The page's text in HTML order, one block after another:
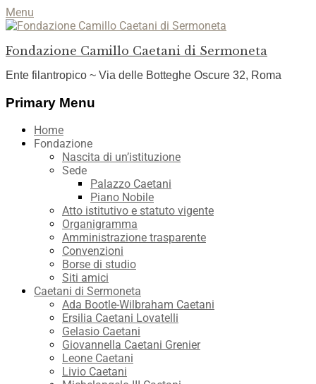
Menu
Fondazione Camillo Caetani di Sermoneta
Ente filantropico ~ Via delle Botteghe Oscure 32, Roma
Facebook
YouTube
Instagram
Primary Menu
Skip
Home
Fondazione
Nascita di un’istituzione
Sede
Palazzo Caetani
Piano Nobile
Atto istitutivo e statuto vigente
Organigramma
Amministrazione trasparente
Convenzioni
Borse di studio
Siti amici
Caetani di Sermoneta
Ada Bootle-Wilbraham Caetani
Ersilia Caetani Lovatelli
Gelasio Caetani
Giovannella Caetani Grenier
Leone Caetani
Livio Caetani